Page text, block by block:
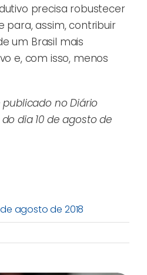
precisa robustecer
para, assim, contribuir
um Brasil mais
e, com isso, menos
no Diário
dia 10 de agosto de
agosto de 2018